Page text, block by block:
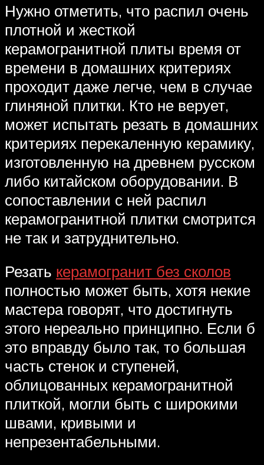
Нужно отметить, что распил очень
плотной и жесткой
керамогранитной плиты время от
времени в домашних критериях
проходит даже легче, чем в случае
глиняной плитки. Кто не верует,
может испытать резать в домашних
критериях перекаленную керамику,
изготовленную на древнем русском
либо китайском оборудовании. В
сопоставлении с ней распил
керамогранитной плитки смотрится
не так и затруднительно.
Резать керамогранит без сколов
полностью может быть, хотя некие
мастера говорят, что достигнуть
этого нереально принципно. Если б
это вправду было так, то большая
часть стенок и ступеней,
облицованных керамогранитной
плиткой, могли быть с широкими
швами, кривыми и
непрезентабельными.